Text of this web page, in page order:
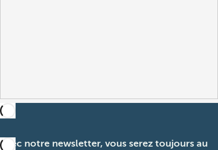
Avec notre newsletter, vous serez toujours au